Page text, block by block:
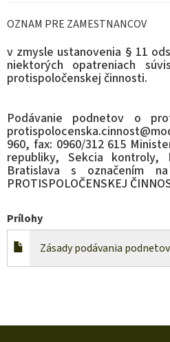
OZNAM PRE ZAMESTNANCOV
v zmysle ustanovenia § 11
niektorých opatreniach
protispoločenskej činnosti.
Podávanie podnetov o
960, fax: 0960/312 615
republiky, Sekcia
Bratislava s označením
PROTISPOLOČENSKEJ
Prílohy
Zásady podávania podnetov